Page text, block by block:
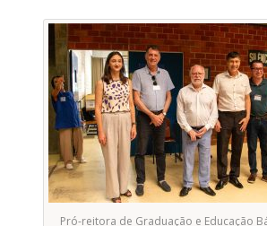
Pró-reitora de Graduação e Educação